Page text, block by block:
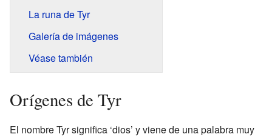
La runa de Tyr
Galería de imágenes
Véase también
Orígenes de Tyr
El nombre Tyr significa ‘dios’ y viene de una palabra muy